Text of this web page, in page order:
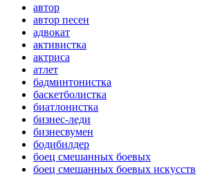
автор
автор песен
адвокат
активистка
актриса
атлет
бадминтонистка
баскетболистка
биатлонистка
бизнес-леди
бизнесвумен
бодибилдер
боец смешанных боевых
боец смешанных боевых искусств